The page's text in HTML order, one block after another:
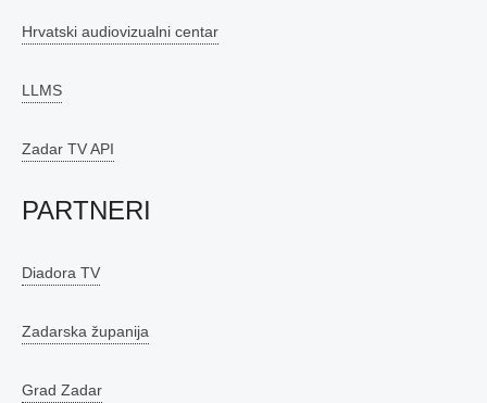
Hrvatski audiovizualni centar
LLMS
Zadar TV API
PARTNERI
Diadora TV
Zadarska županija
Grad Zadar